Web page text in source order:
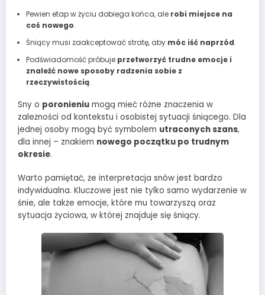
Pewien etap w życiu dobiega końca, ale robi miejsce na
coś nowego.
Śniący musi zaakceptować stratę, aby móc iść naprzód.
Podświadomość próbuje przetworzyć trudne emocje i
znaleźć nowe sposoby radzenia sobie z
rzeczywistością.
Sny o poronieniu mogą mieć różne znaczenia w
zależności od kontekstu i osobistej sytuacji śniącego. Dla
jednej osoby mogą być symbolem utraconych szans,
dla innej – znakiem nowego początku po trudnym
okresie.
Warto pamiętać, że interpretacja snów jest bardzo
indywidualna. Kluczowe jest nie tylko samo wydarzenie w
śnie, ale także emocje, które mu towarzyszą oraz
sytuacja życiowa, w której znajduje się śniący.